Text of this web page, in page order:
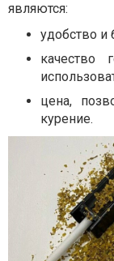
являются:
удобство и
качество
цена,
курение.